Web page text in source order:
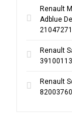
Renault
Adblue
Renault
Renault